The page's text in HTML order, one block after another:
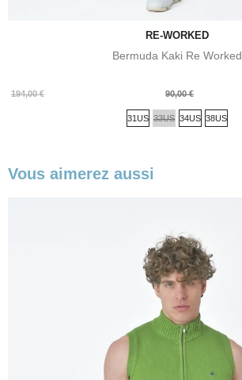
RE-WORKED
Bermuda Kaki Re Worked
194,00 €
Prix
90,00 €
Prix
31US 33US 34US 38US
Vous aimerez aussi